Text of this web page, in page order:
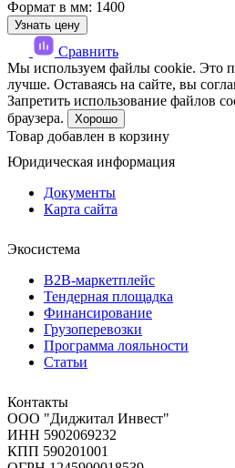
Формат в мм: 1400
Узнать цену
Сравнить
Мы используем файлы cookie. Это
лучше. Оставаясь на сайте, вы
Запретить использование файлов
браузера.
Хорошо
Товар добавлен в корзину
Юридическая информация
Документы
Карта сайта
Экосистема
B2B‑маркетплейс
Тендерная площадка
Финансирование
Грузоперевозки
Программа лояльности
Статьи
Контакты
ООО "Диджитал Инвест"
ИНН 5902069232
КПП 590201001